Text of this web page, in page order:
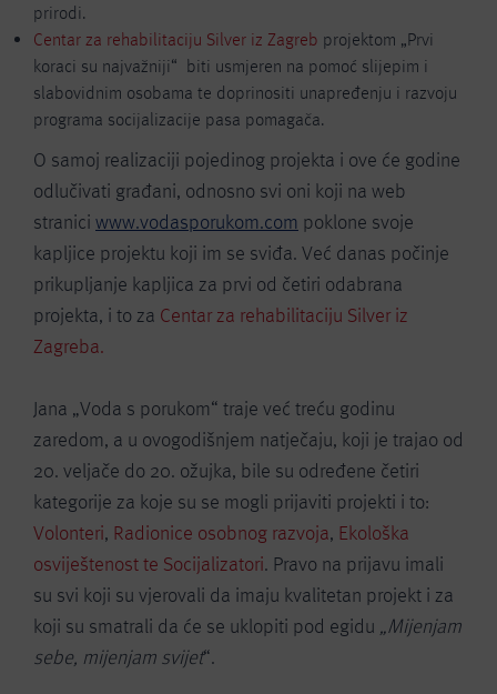
prirodi.
Centar za rehabilitaciju Silver iz Zagreb projektom „Prvi
koraci su najvažniji“ biti usmjeren na pomoć slijepim i
slabovidnim osobama te doprinositi unapređenju i razvoju
programa socijalizacije pasa pomagača.
O samoj realizaciji pojedinog projekta i ove će godine
odlučivati građani, odnosno svi oni koji na web
stranici www.vodasporukom.com poklone svoje
kapljice projektu koji im se sviđa. Već danas počinje
prikupljanje kapljica za prvi od četiri odabrana
projekta, i to za Centar za rehabilitaciju Silver iz
Zagreba.
Jana „Voda s porukom“ traje već treću godinu
zaredom, a u ovogodišnjem natječaju, koji je trajao od
20. veljače do 20. ožujka, bile su određene četiri
kategorije za koje su se mogli prijaviti projekti i to:
Volonteri, Radionice osobnog razvoja, Ekološka
osviještenost te Socijalizatori. Pravo na prijavu imali
su svi koji su vjerovali da imaju kvalitetan projekt i za
koji su smatrali da će se uklopiti pod egidu „Mijenjam
sebe, mijenjam svijet“.